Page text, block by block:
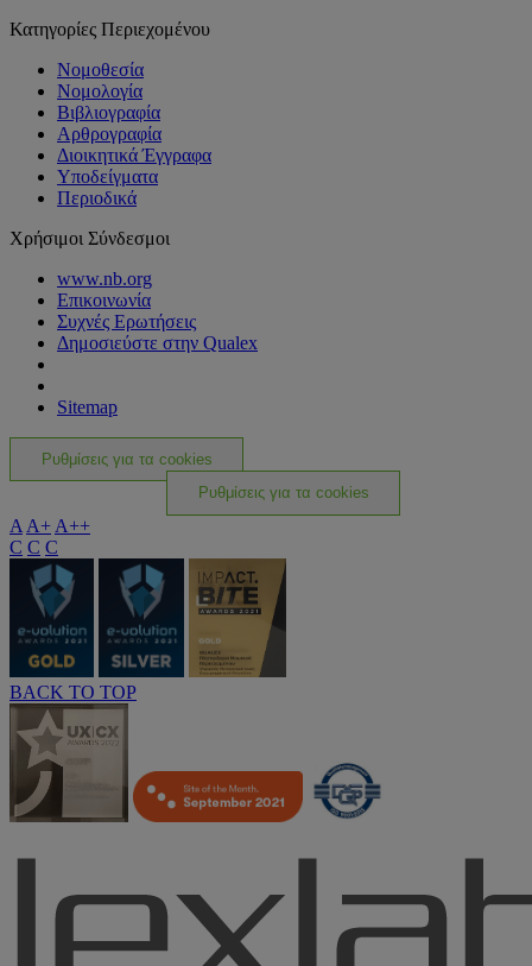
Κατηγορίες Περιεχομένου
Νομοθεσία
Νομολογία
Βιβλιογραφία
Αρθρογραφία
Διοικητικά Έγγραφα
Υποδείγματα
Περιοδικά
Χρήσιμοι Σύνδεσμοι
www.nb.org
Επικοινωνία
Συχνές Ερωτήσεις
Δημοσιεύστε στην Qualex
Sitemap
Ρυθμίσεις για τα cookies
Ρυθμίσεις για τα cookies
A A+ A++
C C C
BACK TO TOP